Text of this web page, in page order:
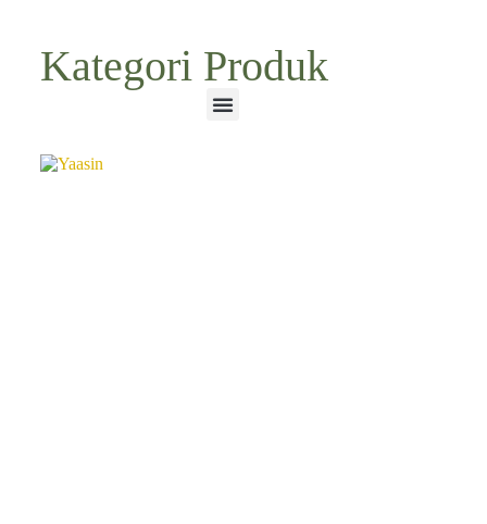
Kategori Produk